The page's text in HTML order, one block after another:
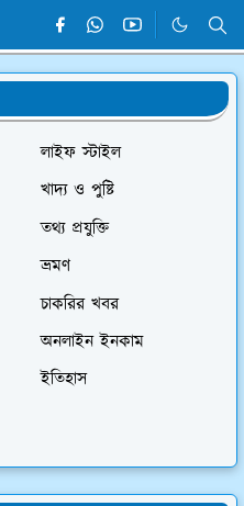
লাইফ স্টাইল
খাদ্য ও পুষ্টি
তথ্য প্রযুক্তি
ভ্রমণ
চাকরির খবর
অনলাইন ইনকাম
ইতিহাস